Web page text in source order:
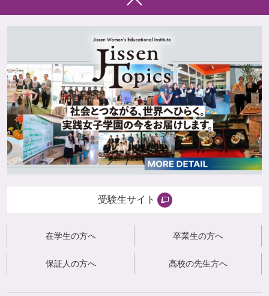
受験生サイト
在学生の方へ 卒業生の方へ
保証人の方へ 高校の先生方へ